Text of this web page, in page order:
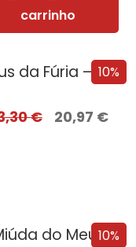
carrinho
10%
Deus da Fúria – Edição com EDGES
€ 20,97 €
10%
A Miúda do Meu Irmão – Edição...